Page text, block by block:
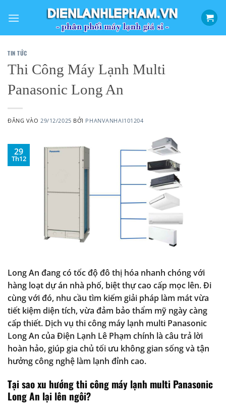
qua
TIN TỨC
Thi Công Máy Lạnh Multi
Panasonic Long An
ĐĂNG VÀO 29/12/2025 BỞI PHANVANHAI101204
29
Th12
Long An đang có tốc độ đô thị hóa nhanh chóng với
hàng loạt dự án nhà phố, biệt thự cao cấp mọc lên. Đi
cùng với đó, nhu cầu tìm kiếm giải pháp làm mát vừa
tiết kiệm diện tích, vừa đảm bảo thẩm mỹ ngày càng
cấp thiết. Dịch vụ thi công máy lạnh multi Panasonic
Long An của Điện Lạnh Lê Phạm chính là câu trả lời
hoàn hảo, giúp gia chủ tối ưu không gian sống và tận
hưởng công nghệ làm lạnh đỉnh cao.
Tại sao xu hướng thi công máy lạnh multi Panasonic
Long An lại lên ngôi?